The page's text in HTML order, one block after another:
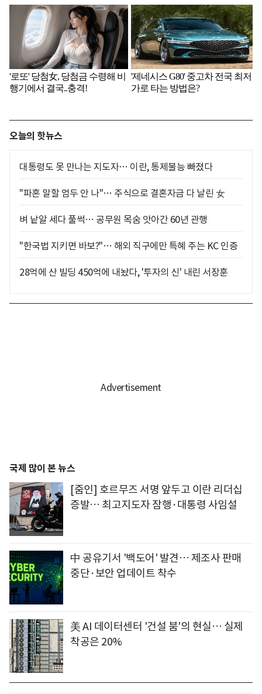
오늘의 핫뉴스
대통령도 못 만나는 지도자… 이란, 통제불능 빠졌다
"파혼 말할 엄두 안 나"… 주식으로 결혼자금 다 날린 女
벼 낱알 세다 풀썩… 공무원 목숨 앗아간 60년 관행
"한국법 지키면 바보?"… 해외 직구에만 특혜 주는 KC 인증
28억에 산 빌딩 450억에 내놨다, '투자의 신' 내린 서장훈
국제 많이 본 뉴스
[줌인] 호르무즈 서명 앞두고 이란 리더십
증발… 최고지도자 잠행·대통령 사임설
中 공유기서 '백도어' 발견… 제조사 판매
중단·보안 업데이트 착수
美 AI 데이터센터 '건설 붐'의 현실… 실제
착공은 20%